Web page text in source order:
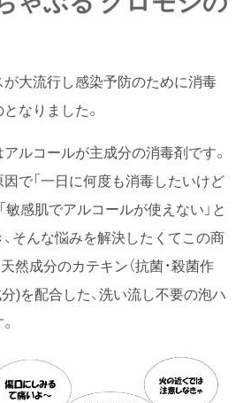
大流行し感染予防のために消毒
なりました。
ルコールが主成分の消毒剤です。
で「一日に何度も消毒したいけど
敏感肌でアルコールが使えない」と
そんな悩みを解決したくてこの商
然成分のカテキン（抗菌・殺菌作
)を配合した、洗い流し不要の泡ハ